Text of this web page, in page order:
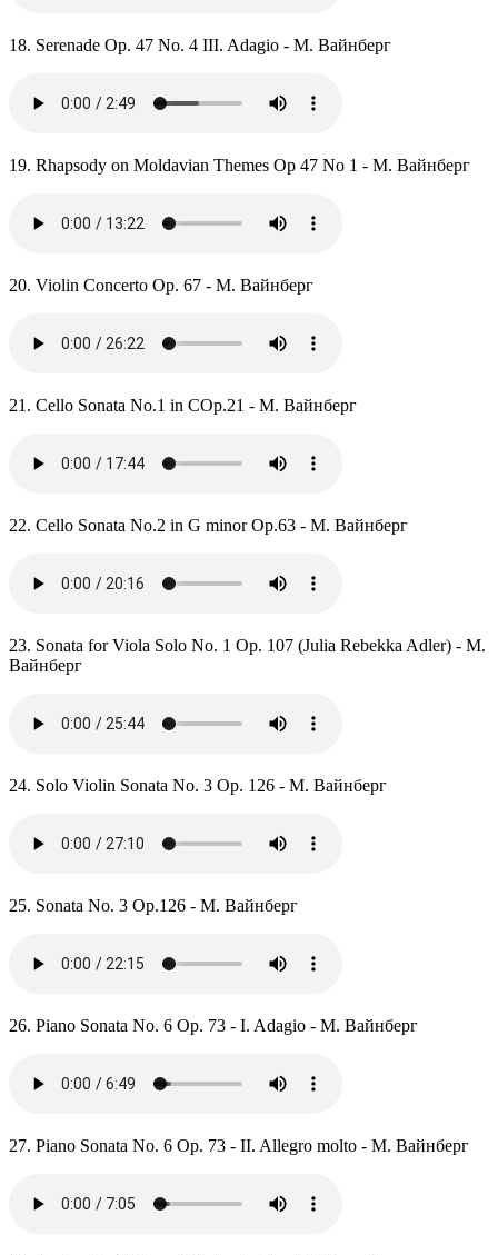
18. Serenade Op. 47 No. 4 III. Adagio - М. Вайнберг
19. Rhapsody on Moldavian Themes Op 47 No 1 - М. Вайнберг
20. Violin Concerto Op. 67 - М. Вайнберг
21. Cello Sonata No.1 in COp.21 - М. Вайнберг
22. Cello Sonata No.2 in G minor Op.63 - М. Вайнберг
23. Sonata for Viola Solo No. 1 Op. 107 (Julia Rebekka Adler) - М.
Вайнберг
24. Solo Violin Sonata No. 3 Op. 126 - М. Вайнберг
25. Sonata No. 3 Op.126 - М. Вайнберг
26. Piano Sonata No. 6 Op. 73 - I. Adagio - М. Вайнберг
27. Piano Sonata No. 6 Op. 73 - II. Allegro molto - М. Вайнберг